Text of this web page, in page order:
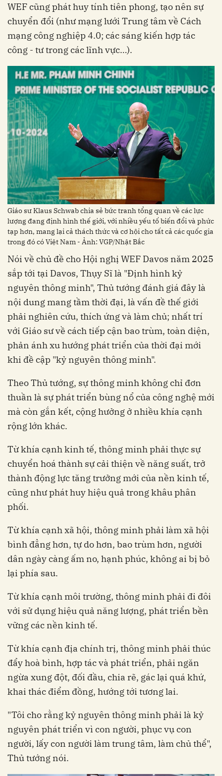
WEF cũng phát huy tính tiên phong, tạo nên sự
chuyển đổi (như mạng lưới Trung tâm về Cách
mạng công nghiệp 4.0; các sáng kiến hợp tác
công - tư trong các lĩnh vực…).
Giáo sư Klaus Schwab chia sẻ bức tranh tổng quan về các lực
lượng đang định hình thế giới, với nhiều yếu tố biến đổi và phức
tạp hơn, mang lại cả thách thức và cơ hội cho tất cả các quốc gia
trong đó có Việt Nam - Ảnh: VGP/Nhật Bắc
Nói về chủ đề cho Hội nghị WEF Davos năm 2025
sắp tới tại Davos, Thụy Sĩ là "Định hình kỷ
nguyên thông minh", Thủ tướng đánh giá đây là
nội dung mang tầm thời đại, là vấn đề thế giới
phải nghiên cứu, thích ứng và làm chủ; nhất trí
với Giáo sư về cách tiếp cận bao trùm, toàn diện,
phản ánh xu hướng phát triển của thời đại mới
khi đề cập "kỷ nguyên thông minh".
Theo Thủ tướng, sự thông minh không chỉ đơn
thuần là sự phát triển bùng nổ của công nghệ mới
mà còn gắn kết, cộng hưởng ở nhiều khía cạnh
rộng lớn khác.
Từ khía cạnh kinh tế, thông minh phải thực sự
chuyển hoá thành sự cải thiện về năng suất, trở
thành động lực tăng trưởng mới của nền kinh tế,
cũng như phát huy hiệu quả trong khâu phân
phối.
Từ khía cạnh xã hội, thông minh phải làm xã hội
bình đẳng hơn, tự do hơn, bao trùm hơn, người
dân ngày càng ấm no, hạnh phúc, không ai bị bỏ
lại phía sau.
Từ khía cạnh môi trường, thông minh phải đi đôi
với sử dụng hiệu quả năng lượng, phát triển bền
vững các nền kinh tế.
Từ khía cạnh địa chính trị, thông minh phải thúc
đẩy hoà bình, hợp tác và phát triển, phải ngăn
ngừa xung đột, đối đầu, chia rẽ, gác lại quá khứ,
khai thác điểm đồng, hướng tới tương lai.
"Tôi cho rằng kỷ nguyên thông minh phải là kỷ
nguyên phát triển vì con người, phục vụ con
người, lấy con người làm trung tâm, làm chủ thể",
Thủ tướng nói.